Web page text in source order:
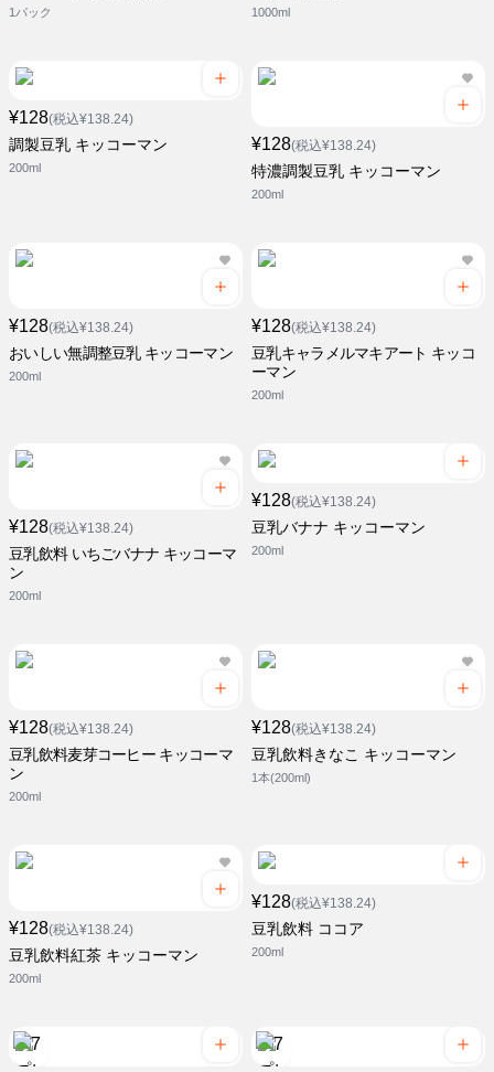
1パック 1000ml
¥128(税込¥138.24)
調製豆乳 キッコーマン
200ml
¥128(税込¥138.24)
特濃調製豆乳 キッコーマン
200ml
¥128(税込¥138.24)
おいしい無調整豆乳 キッコーマン
200ml
¥128(税込¥138.24)
豆乳キャラメルマキアート キッコ
ーマン
200ml
¥128(税込¥138.24)
豆乳飲料 いちごバナナ キッコーマ
ン
200ml
¥128(税込¥138.24)
豆乳バナナ キッコーマン
200ml
¥128(税込¥138.24)
豆乳飲料麦芽コーヒー キッコーマ
ン
200ml
¥128(税込¥138.24)
豆乳飲料きなこ キッコーマン
1本(200ml)
¥128(税込¥138.24)
豆乳飲料紅茶 キッコーマン
200ml
¥128(税込¥138.24)
豆乳飲料 ココア
200ml